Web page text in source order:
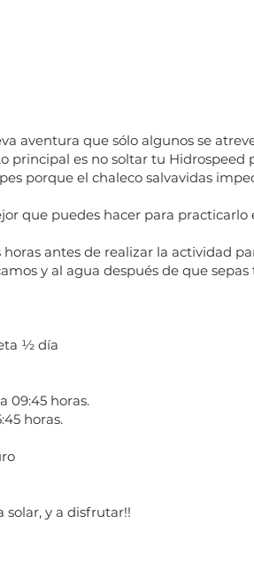
aventura que sólo algunos se
principal es no soltar tu
porque el chaleco salvavidas
que puedes hacer para
antes de realizar la actividad
y al agua después de que
½ día
09:45 horas.
horas.
solar, y a disfrutar!!